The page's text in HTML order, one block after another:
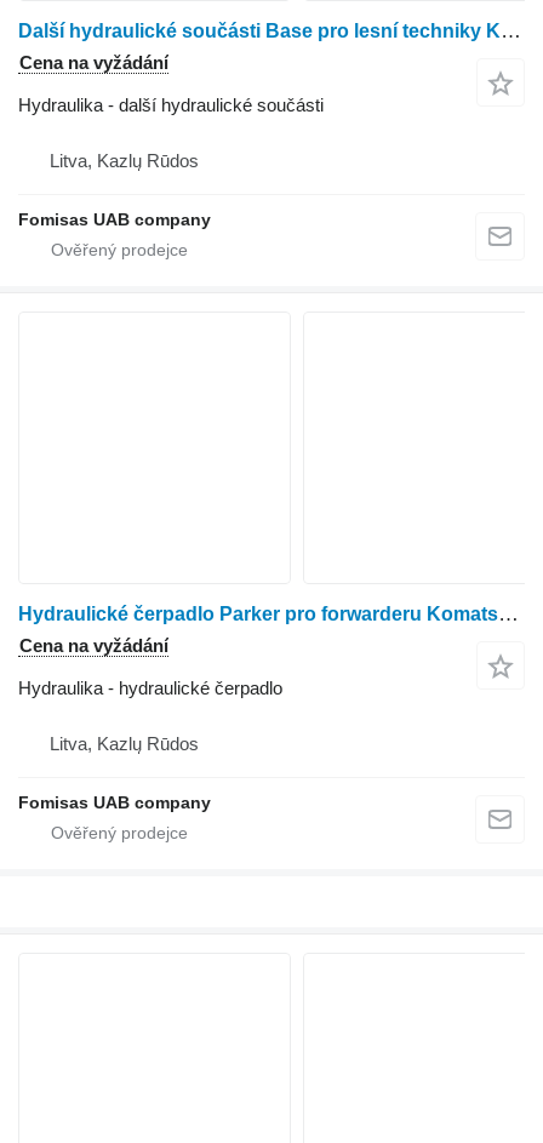
Další hydraulické součásti Base pro lesní techniky Komatsu Cranab 850
Cena na vyžádání
Hydraulika - další hydraulické součásti
Litva, Kazlų Rūdos
Fomisas UAB company
Hydraulické čerpadlo Parker pro forwarderu Komatsu 860.3
Cena na vyžádání
Hydraulika - hydraulické čerpadlo
Litva, Kazlų Rūdos
Fomisas UAB company